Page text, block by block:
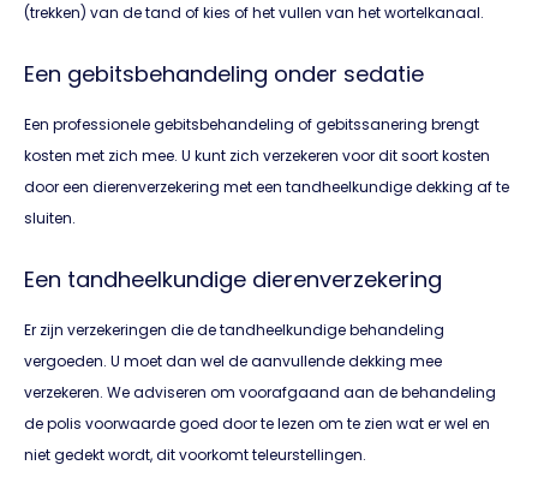
(trekken) van de tand of kies of het vullen van het wortelkanaal.
Een gebitsbehandeling onder sedatie
Een professionele gebitsbehandeling of gebitssanering brengt
kosten met zich mee. U kunt zich verzekeren voor dit soort kosten
door een dierenverzekering met een tandheelkundige dekking af te
sluiten.
Een tandheelkundige dierenverzekering
Er zijn verzekeringen die de tandheelkundige behandeling
vergoeden. U moet dan wel de aanvullende dekking mee
verzekeren. We adviseren om voorafgaand aan de behandeling
de polis voorwaarde goed door te lezen om te zien wat er wel en
niet gedekt wordt, dit voorkomt teleurstellingen.